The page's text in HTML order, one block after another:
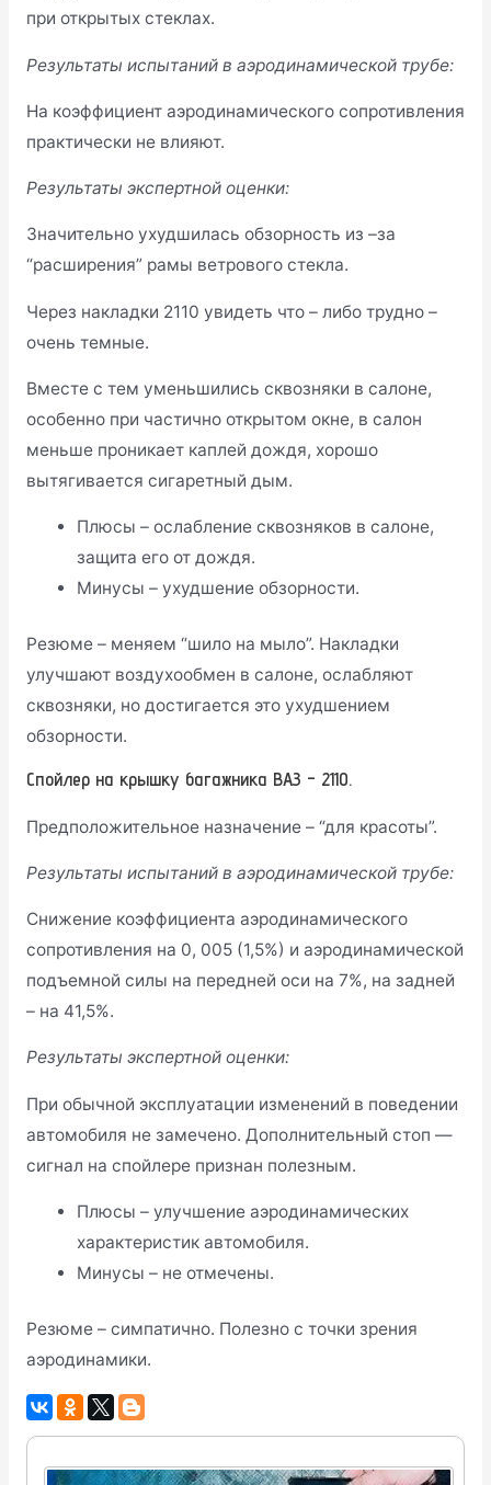
при открытых стеклах.
Результаты испытаний в аэродинамической трубе:
На коэффициент аэродинамического сопротивления
практически не влияют.
Результаты экспертной оценки:
Значительно ухудшилась обзорность из –за
“расширения” рамы ветрового стекла.
Через накладки 2110 увидеть что – либо трудно –
очень темные.
Вместе с тем уменьшились сквозняки в салоне,
особенно при частично открытом окне, в салон
меньше проникает каплей дождя, хорошо
вытягивается сигаретный дым.
Плюсы – ослабление сквозняков в салоне,
защита его от дождя.
Минусы – ухудшение обзорности.
Резюме – меняем “шило на мыло”. Накладки
улучшают воздухообмен в салоне, ослабляют
сквозняки, но достигается это ухудшением
обзорности.
Спойлер на крышку багажника ВАЗ – 2110.
Предположительное назначение – “для красоты”.
Результаты испытаний в аэродинамической трубе:
Снижение коэффициента аэродинамического
сопротивления на 0, 005 (1,5%) и аэродинамической
подъемной силы на передней оси на 7%, на задней
– на 41,5%.
Результаты экспертной оценки:
При обычной эксплуатации изменений в поведении
автомобиля не замечено. Дополнительный стоп —
сигнал на спойлере признан полезным.
Плюсы – улучшение аэродинамических
характеристик автомобиля.
Минусы – не отмечены.
Резюме – симпатично. Полезно с точки зрения
аэродинамики.